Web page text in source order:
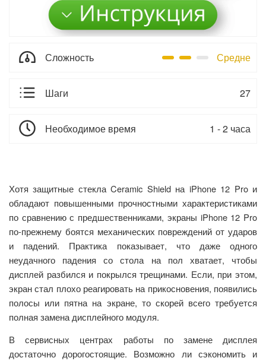
Сложность Средне
Шаги 27
Необходимое время 1 - 2 часа
Хотя защитные стекла Ceramic Shield на iPhone 12 Pro и
обладают повышенными прочностными характеристиками
по сравнению с предшественниками, экраны iPhone 12 Pro
по-прежнему боятся механических повреждений от ударов
и падений. Практика показывает, что даже одного
неудачного падения со стола на пол хватает, чтобы
дисплей разбился и покрылся трещинами. Если, при этом,
экран стал плохо реагировать на прикосновения, появились
полосы или пятна на экране, то скорей всего требуется
полная замена дисплейного модуля.
В сервисных центрах работы по замене дисплея
достаточно дорогостоящие. Возможно ли сэкономить и